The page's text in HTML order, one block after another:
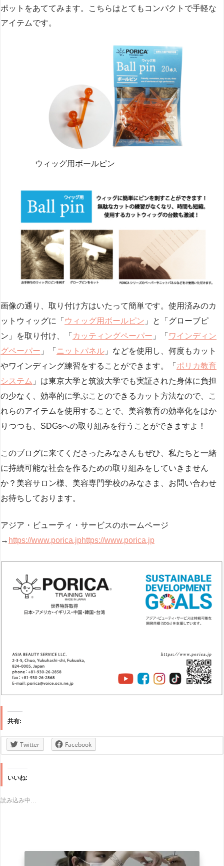
ポットをあててみます。こちらはとてもコンパクトで手軽な
アイテムです。
ウィッグ用ボールピン
画像の通り、取り付け方はいたって簡単です。使用済みのカ
ットウィッグに「 ウィッグ用ボールピン 」と「グローブピ
ン」を取り付け、「 カッティングペーパー 」「 ワインディン
グペーパー 」「 ニットパネル 」などを使用し、何度もカット
やワインディング練習をすることができます。「 ポリカ教育
システム 」は東京大学と筑波大学でも実証された身体に負担
の少なく、効率的に学ぶことのできるカット方法なので、こ
れらのアイテムを使用することで、美容教育の効率化をはか
りつつも、SDGsへの取り組みを行うことができますよ！
このブログに来てくださったみなさんもぜひ、私たちと一緒
に持続可能な社会を作るための取り組みをしていきません
か？美容サロン様、美容専門学校のみなさま、お問い合わせ
お待ちしております。
アジア・ビューティ・サービスのホームページ
→ https://www.porica.jphttps://www.porica.jp
共有:
Twitter Facebook
いいね:
読み込み中…